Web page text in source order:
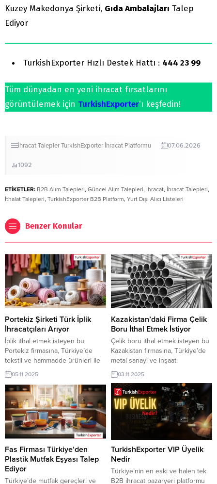
Kuzey Makedonya Şirketi, Gıda Ambalajları Talep
Ediyor
TurkishExporter Hızlı Destek Hattı : 444 23 99
Tüm dünyadan en yeni ihracat fırsatlarını
görüntülemek için TurkishExporter‘ı keşfedin!
İhracatTaleplerTurkishExporter İhracat Platformu 07.06.2026
1092
ETİKETLER: B2B Alım Talepleri, Güncel Alım Talepleri, İhracat, İhracat Talepleri,
İthalat Talepleri, TurkishExporter B2B Platform, Yurt Dışı Alıcı Listeleri
Benzer Konular
Portekiz Şirketi Türk İplik
İhracatçıları Arıyor
İplik ithal etmek isteyen bu
Portekiz firmasına, Türkiye’de
tekstil ve hammadde ürünleri ile
iplik üreticisi veya tedarikçisi olan
ihracatçı firmalar teklif sunabilirler.
Yeni bir ihracat pazarı fırsatı olan
bu alım ilanının iletişim bilgilerine
TurkishExporter VIP üyeleri ile TE
üyelik kredisi sahibi ihracat
şirketleri erişebilmektedir. ➤ Bu
ithalat alım talebinin detaylarına...
05.11.2025
Kazakistan’daki Firma Çelik
Boru İthal Etmek İstiyor
Çelik boru ithal etmek isteyen bu
Kazakistan firmasına, Türkiye’de
metal sanayi ve inşaat
malzemeleri ile boru üreticisi
veya tedarikçisi olan ihracatçı
firmalar teklif sunabilirler. Yeni bir
ihracat pazarı fırsatı olan bu alım
ilanının iletişim bilgilerine
TurkishExporter VIP üyeleri ile TE
üyelik kredisi sahibi ihracat
şirketleri erişebilmektedir. ➤ Bu
ithalat alım...
03.11.2025
Fas Firması Türkiye’den
Plastik Mutfak Eşyası Talep
Ediyor
Türkiye’de mutfak gereçleri ve
TurkishExporter VIP Üyelik
Nedir
Türkiye’nin en eski ve halen tek
B2B ihracat pazaryeri platformu